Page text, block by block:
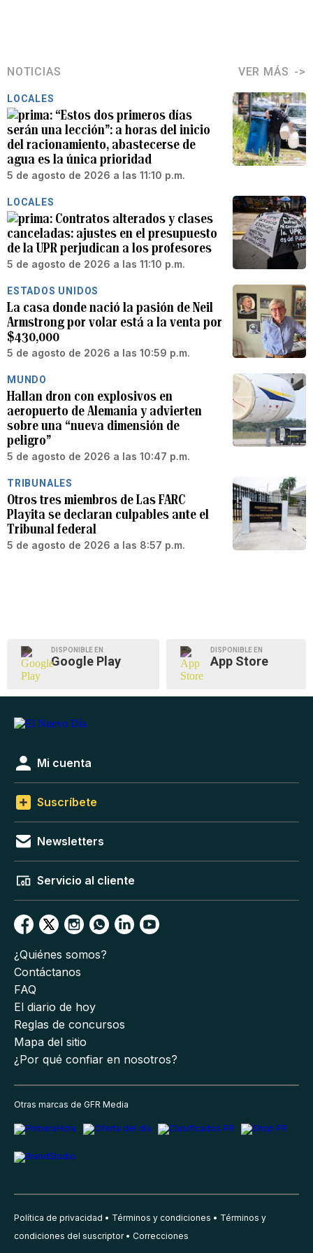
NOTICIAS VER MÁS
LOCALES
“Estos dos primeros días
serán una lección”: a horas del inicio
del racionamiento, abastecerse de
agua es la única prioridad
5 de agosto de 2026 a las 11:10 p.m.
LOCALES
Contratos alterados y clases
canceladas: ajustes en el presupuesto
de la UPR perjudican a los profesores
5 de agosto de 2026 a las 11:10 p.m.
ESTADOS UNIDOS
La casa donde nació la pasión de Neil
Armstrong por volar está a la venta por
$430,000
5 de agosto de 2026 a las 10:59 p.m.
MUNDO
Hallan dron con explosivos en
aeropuerto de Alemania y advierten
sobre una “nueva dimensión de
peligro”
5 de agosto de 2026 a las 10:47 p.m.
TRIBUNALES
Otros tres miembros de Las FARC
Playita se declaran culpables ante el
Tribunal federal
5 de agosto de 2026 a las 8:57 p.m.
DISPONIBLE EN
Google Play
DISPONIBLE EN
App Store
Mi cuenta
Suscríbete
Newsletters
Servicio al cliente
¿Quiénes somos?
Contáctanos
FAQ
El diario de hoy
Reglas de concursos
Mapa del sitio
¿Por qué confiar en nosotros?
Otras marcas de GFR Media
Política de privacidad Términos y condiciones
Términos y
condiciones del suscriptor
Correcciones